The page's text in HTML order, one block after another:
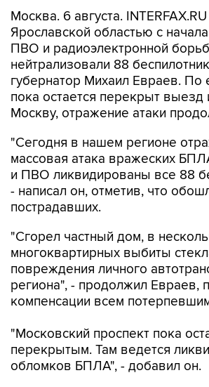
Москва. 6 августа.
Ярославской областью с
ПВО и радиоэлектронной
нейтрализовали 88
губернатор Михаил Евраев. По
пока остается перекрыт выезд
Москву, отражение атаки
"Сегодня в нашем регионе
массовая атака вражеских
и ПВО ликвидированы все 88
- написал он, отметив, что
пострадавших.
"Сгорел частный дом, в
многоквартирных выбиты
повреждения личного
региона", - продолжил Евраев,
компенсации всем
"Московский проспект пока
перекрытым. Там ведется
обломков БПЛА", - добавил он.